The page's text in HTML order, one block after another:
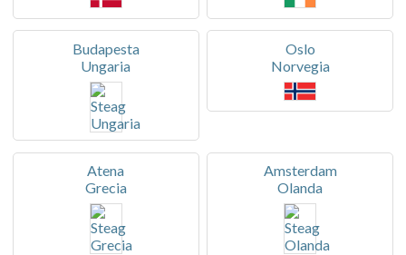
Budapesta
Ungaria
Oslo
Norvegia
Atena
Grecia
Amsterdam
Olanda